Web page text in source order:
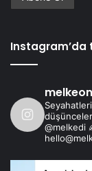
Instagram’da